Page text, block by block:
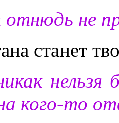
не
станет
нельзя
кого-то